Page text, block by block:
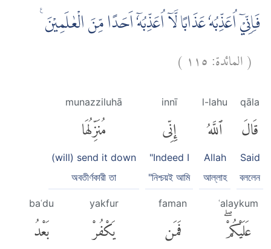
فَاِنِّيْٓ اُعَذِّبُهٗ عَذَابًا لَّآ اُعَذِّبُهٗٓ اَحَدًا مِّنَ الْعٰلَمِيْنَ ࣖ
(المائدة:١١٥ )
qāla
قَالَ
Said
বললেন
l-lahu
ٱللَّهُ
Allah
আল্লাহ
innī
إِنِّى
"Indeed I
"নিশ্চয়ই আমি
munazziluhā
مُنَزِّلُهَا
(will) send it down
অবতীর্ণকারী তা
ʿalaykum
عَلَيْكُمْۖ
faman
فَمَن
yakfur
يَكْفُرْ
baʿdu
بَعْدُ